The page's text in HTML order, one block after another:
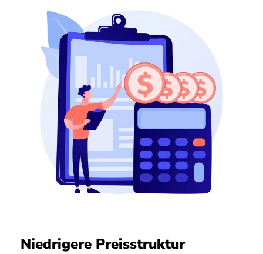
Niedrigere Preisstruktur